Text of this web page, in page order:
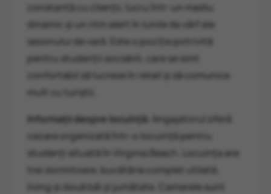
constantă
clienții,
mediu
dinamic
alert lunile de vârf
ale
sezonului
de vară. Este poziție potrivită
pentru
studenții sociabili, care se simt
confortabil
să lucreze retail să
comunice
turiștii.
Informații despre locuință: Angajatorul
oferă
cazare
organizată
pentru
studenți
situată Virginia Beach. Locuința are
trei
dormitoare, bucătărie complet
utilată,
living
jumătate. Camerele sunt